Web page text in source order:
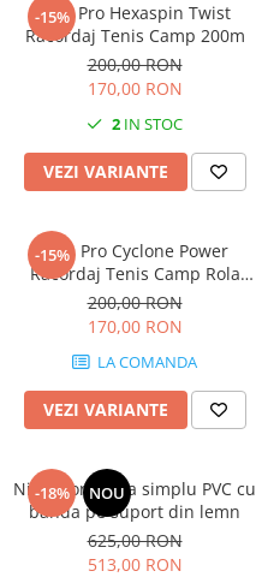
-15%
Pros Pro Hexaspin Twist
Racordaj Tenis Camp 200m
200,00 RON
170,00 RON
2 IN STOC
VEZI VARIANTE
-15%
Pros Pro Cyclone Power
Racordaj Tenis Camp Rola
200m
200,00 RON
170,00 RON
LA COMANDA
VEZI VARIANTE
-18% NOU
Nivelator zgura simplu PVC cu
banda pe suport din lemn
625,00 RON
513,00 RON